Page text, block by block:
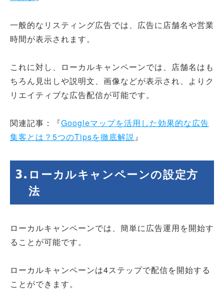
一般的なリスティング広告では、広告に店舗名や営業
時間が表示されます。
これに対し、ローカルキャンペーンでは、店舗名はも
ちろん見出しや説明文、画像などが表示され、よりク
リエイティブな広告配信が可能です。
関連記事：『Googleマップを活用した効果的な広告
集客とは？5つのTipsを徹底解説』
ローカルキャンペーンの設定方
法
ローカルキャンペーンでは、簡単に広告運用を開始す
ることが可能です。
ローカルキャンペーンは4ステップで配信を開始する
ことができます。